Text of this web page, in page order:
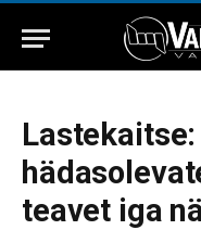
teavet iga